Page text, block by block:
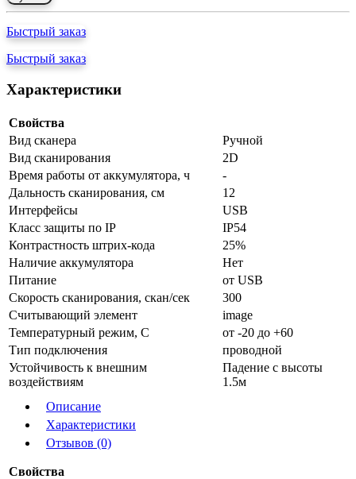
Быстрый заказ
Быстрый заказ
Характеристики
Свойства
Вид сканера
Ручной
Вид сканирования
2D
Время работы от аккумулятора, ч
-
Дальность сканирования, см
12
Интерфейсы
USB
Класс защиты по IP
IP54
Контрастность штрих-кода
25%
Наличие аккумулятора
Нет
Питание
от USB
Скорость сканирования, скан/сек
300
Считывающий элемент
image
Температурный режим, С
от -20 до +60
Тип подключения
проводной
Устойчивость к внешним
воздействиям
Падение с высоты
1.5м
Описание
Характеристики
Отзывов (0)
Свойства